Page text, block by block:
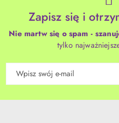
Zapisz się i
Nie martw się o spam -
tylko